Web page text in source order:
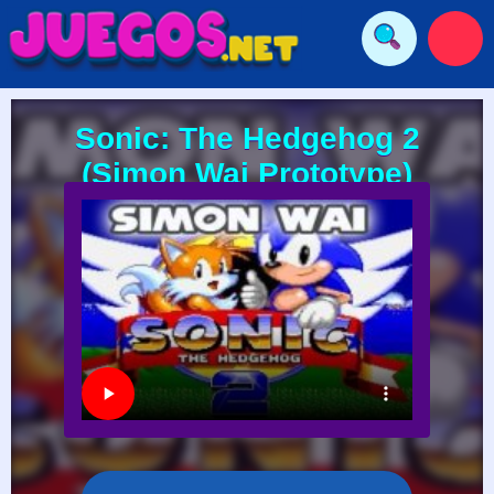
Sonic: The Hedgehog 2
(Simon Wai Prototype)